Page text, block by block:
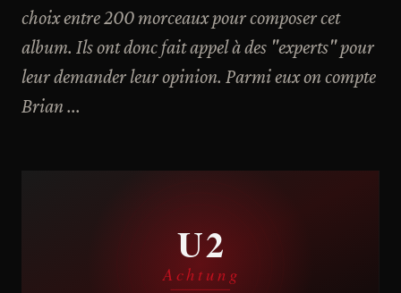
choix entre 200 morceaux pour composer cet
album. Ils ont donc fait appel à des "experts" pour
leur demander leur opinion. Parmi eux on compte
Brian ...